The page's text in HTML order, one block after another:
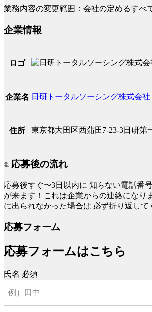
業務内容の変更範囲：会社の定めるすべ
企業情報
ロゴ
企業名 日研トータルソーシング株式会社
住所 東京都大田区西蒲田7-23-3日研第
応募後の流れ
応募後すぐ〜3日以内に 知らない電話番
が来ます！これは企業からの連絡になり
に出られなかった場合は 必ず折り返して
応募フォーム
応募フォームはこちら
氏名 必須